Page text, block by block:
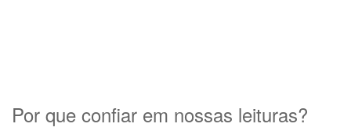
Por que confiar em nossas leituras?